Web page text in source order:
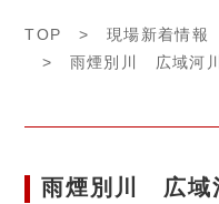
TOP > 現場新着情報
> 雨煙別川 広域河川
雨煙別川 広域